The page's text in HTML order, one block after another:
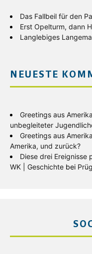
Das Fallbeil für den
Erst Opelturm, dann
Langlebiges
NEUESTE
Greetings aus
unbegleiteter
Greetings aus
Amerika, und zurück?
Diese drei
WK | Geschichte bei